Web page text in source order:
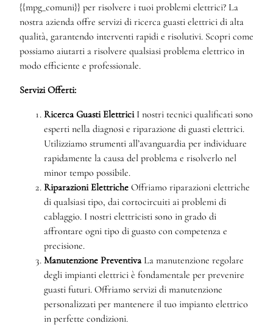
{{mpg_comuni}} per risolvere i tuoi problemi elettrici? La
nostra azienda offre servizi di ricerca guasti elettrici di alta
qualità, garantendo interventi rapidi e risolutivi. Scopri come
possiamo aiutarti a risolvere qualsiasi problema elettrico in
modo efficiente e professionale.
Servizi Offerti:
Ricerca Guasti ElettriciI nostri tecnici qualificati sono
esperti nella diagnosi e riparazione di guasti elettrici.
Utilizziamo strumenti all’avanguardia per individuare
rapidamente la causa del problema e risolverlo nel
minor tempo possibile.
Riparazioni Elettriche Offriamo riparazioni elettriche
di qualsiasi tipo, dai cortocircuiti ai problemi di
cablaggio. I nostri elettricisti sono in grado di
affrontare ogni tipo di guasto con competenza e
precisione.
Manutenzione PreventivaLa manutenzione regolare
degli impianti elettrici è fondamentale per prevenire
guasti futuri. Offriamo servizi di manutenzione
personalizzati per mantenere il tuo impianto elettrico
in perfette condizioni.